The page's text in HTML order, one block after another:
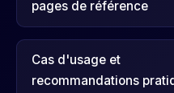
pages de référence
Cas d'usage et
recommandations